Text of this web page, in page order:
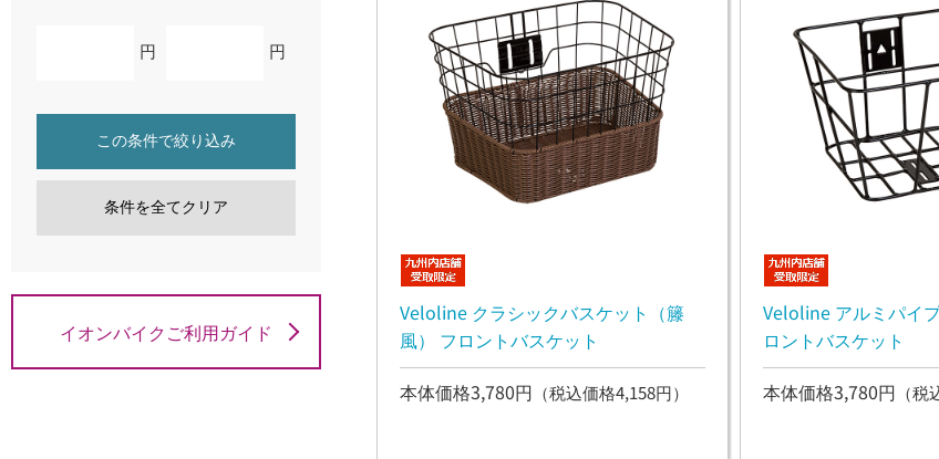
円 円
この条件で絞り込み
条件を全てクリア
イオンバイクご利用ガイド
Veloline クラシックバスケット（籐
風） フロントバスケット
本体価格3,780円 （税込価格4,158円）
Veloline アルミパイプ
ロントバスケット
本体価格3,780円 （税